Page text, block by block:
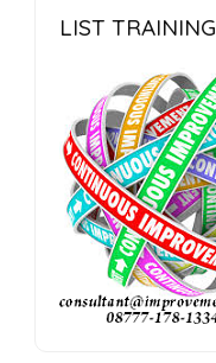
LIST TRAINING